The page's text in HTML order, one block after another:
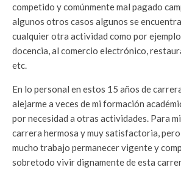
competido y comúnmente mal pagado
algunos otros casos algunos se
cualquier otra actividad como por
docencia, al comercio electrónico,
etc.
En lo personal en estos 15 años de
alejarme a veces de mi formación
por necesidad a otras actividades. Para
carrera hermosa y muy satisfactoria,
mucho trabajo permanecer vigente y
sobretodo vivir dignamente de esta